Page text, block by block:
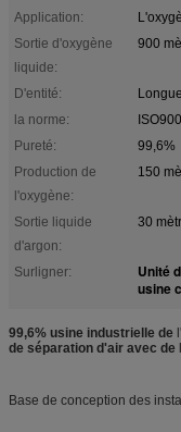
Application:
Sortie d'oxygène
liquide:
900
D'entité:
la norme:
Pureté:
99,6%
Production de
l'oxygène:
150
Sortie liquide
d'argon:
30
Surligner: Unité
usine
99,6% usine industrielle de l'
de séparation d'air avec de
Base de conception des